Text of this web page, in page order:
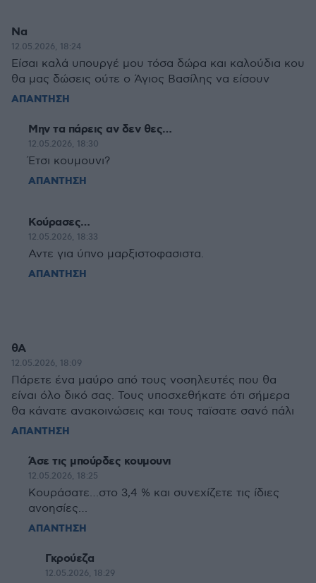
Να
12.05.2026, 18:24
Είσαι καλά υπουργέ μου τόσα δώρα και καλούδια κου
θα μας δώσεις ούτε ο Άγιος Βασίλης να είσουν
ΑΠΑΝΤΗΣΗ
Μην τα πάρεις αν δεν θες…
12.05.2026, 18:30
Έτσι κουμουνι?
ΑΠΑΝΤΗΣΗ
Κούρασες…
12.05.2026, 18:33
Αντε για ύπνο μαρξιστοφασιστα.
ΑΠΑΝΤΗΣΗ
θΑ
12.05.2026, 18:09
Πάρετε ένα μαύρο από τους νοσηλευτές που θα
είναι όλο δικό σας. Τους υποσχεθήκατε ότι σήμερα
θα κάνατε ανακοινώσεις και τους ταϊσατε σανό πάλι
ΑΠΑΝΤΗΣΗ
Άσε τις μπούρδες κουμουνι
12.05.2026, 18:25
Κουράσατε…στο 3,4 % και συνεχίζετε τις ίδιες
ανοησίες…
ΑΠΑΝΤΗΣΗ
Γκρούεζα
12.05.2026, 18:29